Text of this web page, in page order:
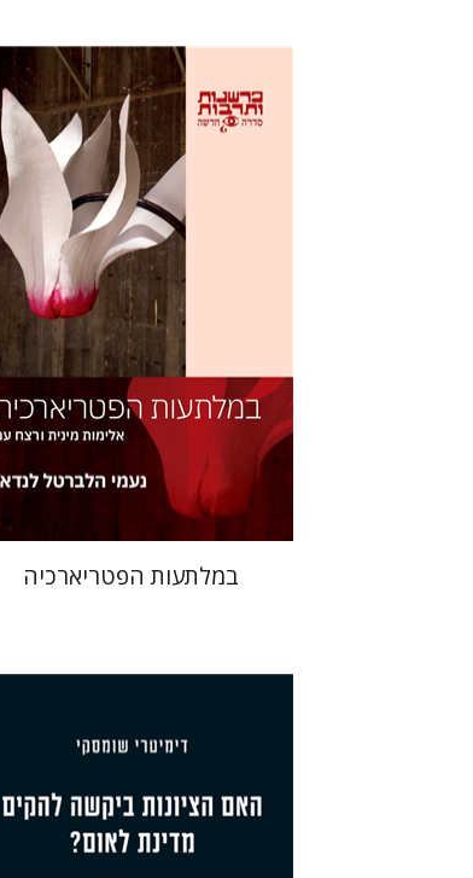
נעמי הלברטל לנדאו
הנחת אתר ספר מודפס
$35
במלתעות הפטריארכיה
דימיטרי שומסקי